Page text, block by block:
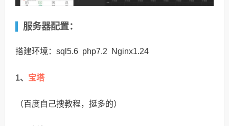
服务器配置：
搭建环境：sql5.6 php7.2 Nginx1.24
1、 宝塔
（百度自己搜教程，挺多的）